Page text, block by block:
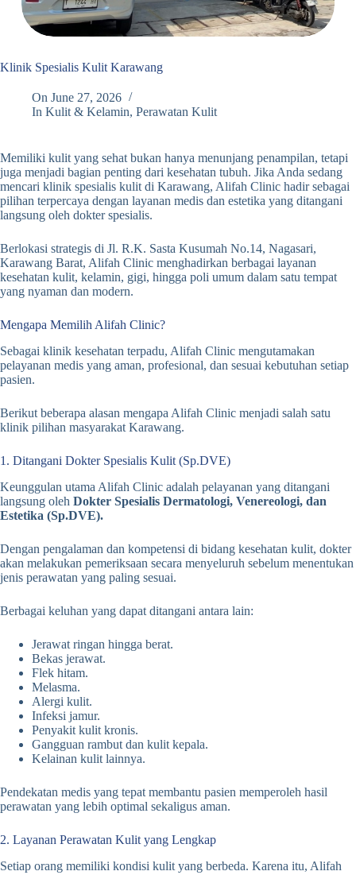
Klinik Spesialis Kulit Karawang
On June 27, 2026
In Kulit & Kelamin,Perawatan Kulit
Memiliki kulit yang sehat bukan hanya menunjang penampilan, tetapi
juga menjadi bagian penting dari kesehatan tubuh. Jika Anda sedang
mencari klinik spesialis kulit di Karawang, Alifah Clinic hadir sebagai
pilihan terpercaya dengan layanan medis dan estetika yang ditangani
langsung oleh dokter spesialis.
Berlokasi strategis di Jl. R.K. Sasta Kusumah No.14, Nagasari,
Karawang Barat, Alifah Clinic menghadirkan berbagai layanan
kesehatan kulit, kelamin, gigi, hingga poli umum dalam satu tempat
yang nyaman dan modern.
Mengapa Memilih Alifah Clinic?
Sebagai klinik kesehatan terpadu, Alifah Clinic mengutamakan
pelayanan medis yang aman, profesional, dan sesuai kebutuhan setiap
pasien.
Berikut beberapa alasan mengapa Alifah Clinic menjadi salah satu
klinik pilihan masyarakat Karawang.
1. Ditangani Dokter Spesialis Kulit (Sp.DVE)
Keunggulan utama Alifah Clinic adalah pelayanan yang ditangani
langsung oleh Dokter Spesialis Dermatologi, Venereologi, dan
Estetika (Sp.DVE).
Dengan pengalaman dan kompetensi di bidang kesehatan kulit, dokter
akan melakukan pemeriksaan secara menyeluruh sebelum menentukan
jenis perawatan yang paling sesuai.
Berbagai keluhan yang dapat ditangani antara lain:
Jerawat ringan hingga berat.
Bekas jerawat.
Flek hitam.
Melasma.
Alergi kulit.
Infeksi jamur.
Penyakit kulit kronis.
Gangguan rambut dan kulit kepala.
Kelainan kulit lainnya.
Pendekatan medis yang tepat membantu pasien memperoleh hasil
perawatan yang lebih optimal sekaligus aman.
2. Layanan Perawatan Kulit yang Lengkap
Setiap orang memiliki kondisi kulit yang berbeda. Karena itu, Alifah